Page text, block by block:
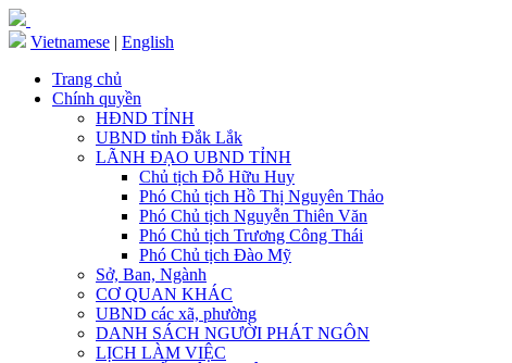
Vietnamese | English
Trang chủ
Chính quyền
HĐND TỈNH
UBND tỉnh Đắk Lắk
LÃNH ĐẠO UBND TỈNH
Chủ tịch Đỗ Hữu Huy
Phó Chủ tịch Hồ Thị Nguyên Thảo
Phó Chủ tịch Nguyễn Thiên Văn
Phó Chủ tịch Trương Công Thái
Phó Chủ tịch Đào Mỹ
Sở, Ban, Ngành
CƠ QUAN KHÁC
UBND các xã, phường
DANH SÁCH NGƯỜI PHÁT NGÔN
LỊCH LÀM VIỆC